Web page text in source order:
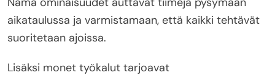
aikataulussa ja varmistamaan, että kaikki tehtävät
suoritetaan ajoissa.
Lisäksi monet työkalut tarjoavat